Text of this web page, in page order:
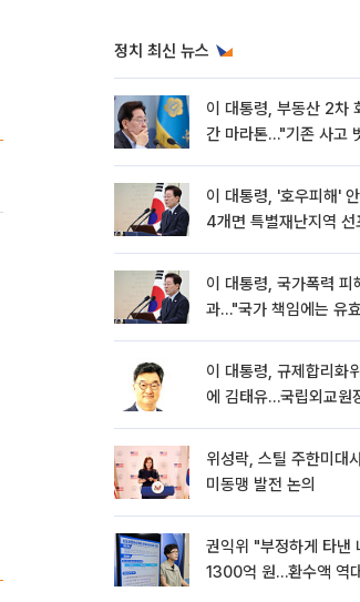
정치 최신 뉴스
이 대통령, 부동산 2차
간 마라톤…"기존 사고
이 대통령, '호우피해'
4개면 특별재난지역 선
이 대통령, 국가폭력 피
과…"국가 책임에는 유
이 대통령, 규제합리화
에 김태유…국립외교원
위성락, 스틸 주한미대
미동맹 발전 논의
권익위 "부정하게 타낸
1300억 원…환수액 역